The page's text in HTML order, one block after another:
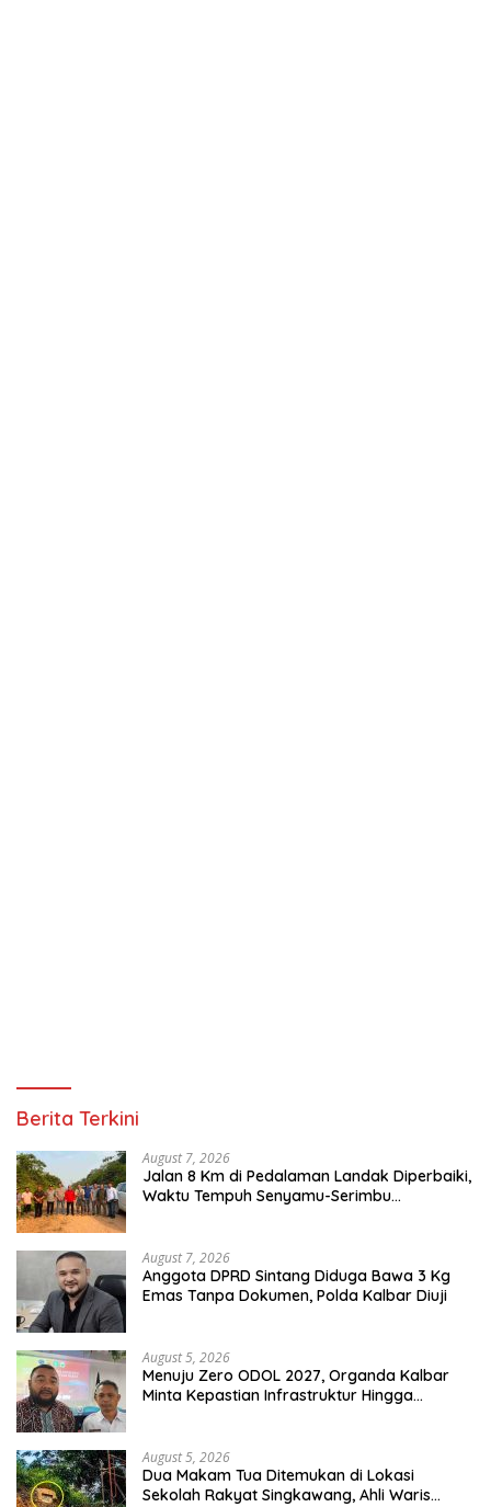
Berita Terkini
August 7, 2026
Jalan 8 Km di Pedalaman Landak Diperbaiki,
Waktu Tempuh Senyamu-Serimbu
August 7, 2026
Anggota DPRD Sintang Diduga Bawa 3 Kg
Emas Tanpa Dokumen, Polda Kalbar Diuji
August 5, 2026
Menuju Zero ODOL 2027, Organda Kalbar
Minta Kepastian Infrastruktur Hingga
August 5, 2026
Dua Makam Tua Ditemukan di Lokasi
Sekolah Rakyat Singkawang, Ahli Waris